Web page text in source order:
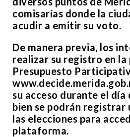
comisarías donde la
acudir a emitir su voto.
De manera previa, los
realizar su registro en
Presupuesto
su acceso durante el día
bien se podrán registrar
las elecciones para
plataforma.